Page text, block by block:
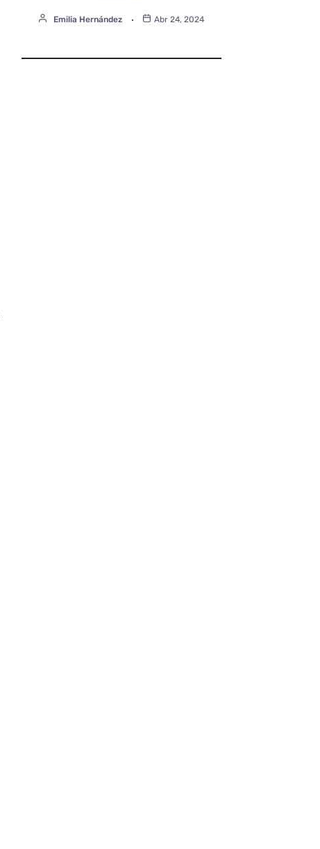
Emilia Hernández Abr 24, 2024